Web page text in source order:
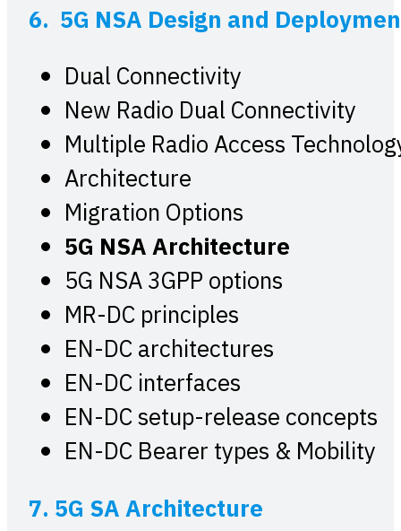
6. 5G NSA Design and
Dual Connectivity
New Radio Dual Connectivity
Multiple Radio Access
Architecture
Migration Options
5G NSA Architecture
5G NSA 3GPP options
MR-DC principles
EN-DC architectures
EN-DC interfaces
EN-DC setup-release concepts
EN-DC Bearer types & Mobility
7. 5G SA Architecture